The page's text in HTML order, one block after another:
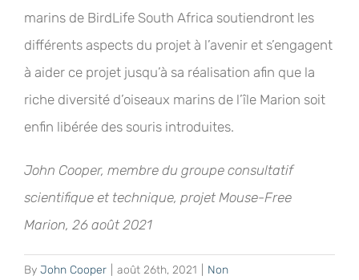
marins de BirdLife South Africa soutiendront les
différents aspects du projet à l’avenir et s’engagent
à aider ce projet jusqu’à sa réalisation afin que la
riche diversité d’oiseaux marins de l’île Marion soit
enfin libérée des souris introduites.
John Cooper, membre du groupe consultatif
scientifique et technique, projet Mouse-Free
Marion, 26 août 2021
By John Cooper août 26th, 2021
Non